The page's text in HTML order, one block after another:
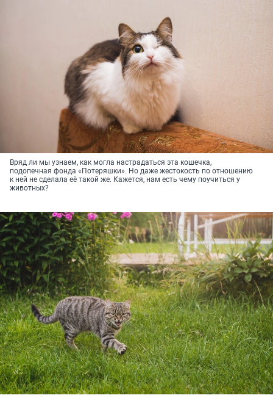
Вряд ли мы узнаем, как могла настрадаться эта кошечка,
подопечная фонда «Потеряшки». Но даже жестокость по отношению
к ней не сделала её такой же. Кажется, нам есть чему поучиться у
животных?